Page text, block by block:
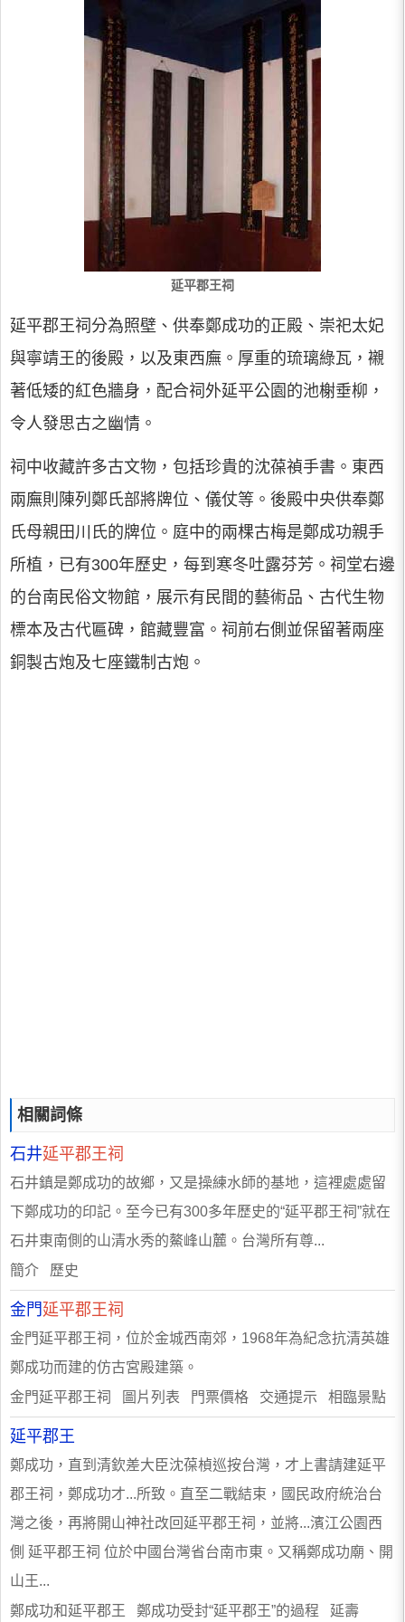
延平郡王祠
延平郡王祠分為照壁、供奉鄭成功的正殿、崇祀太妃
與寧靖王的後殿，以及東西廡。厚重的琉璃綠瓦，襯
著低矮的紅色牆身，配合祠外延平公園的池榭垂柳，
令人發思古之幽情。
祠中收藏許多古文物，包括珍貴的沈葆禎手書。東西
兩廡則陳列鄭氏部將牌位、儀仗等。後殿中央供奉鄭
氏母親田川氏的牌位。庭中的兩棵古梅是鄭成功親手
所植，已有300年歷史，每到寒冬吐露芬芳。祠堂右邊
的台南民俗文物館，展示有民間的藝術品、古代生物
標本及古代匾碑，館藏豐富。祠前右側並保留著兩座
銅製古炮及七座鐵制古炮。
相關詞條
石井延平郡王祠
石井鎮是鄭成功的故鄉，又是操練水師的基地，這裡處處留
下鄭成功的印記。至今已有300多年歷史的“延平郡王祠”就在
石井東南側的山清水秀的鰲峰山麓。台灣所有尊...
簡介 歷史
金門 延平郡王祠
金門延平郡王祠，位於金城西南郊，1968年為紀念抗清英雄
鄭成功而建的仿古宮殿建築。
金門延平郡王祠 圖片列表 門票價格 交通提示 相臨景點
延平郡王
鄭成功，直到清欽差大臣沈葆楨巡按台灣，才上書請建延平
郡王祠，鄭成功才...所致。直至二戰結束，國民政府統治台
灣之後，再將開山神社改回延平郡王祠，並將...濱江公園西
側 延平郡王祠 位於中國台灣省台南市東。又稱鄭成功廟、開
山王...
鄭成功和延平郡王 鄭成功受封“延平郡王”的過程 延壽